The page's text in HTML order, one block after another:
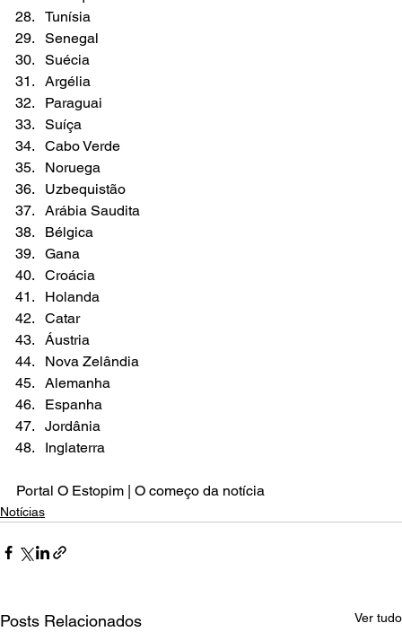
Tunísia
Senegal
Suécia
Argélia
Paraguai
Suíça
Cabo Verde
Noruega
Uzbequistão
Arábia Saudita
Bélgica
Gana
Croácia
Holanda
Catar
Áustria
Nova Zelândia
Alemanha
Espanha
Jordânia
Inglaterra
Portal O Estopim | O começo da notícia
Notícias
Posts Relacionados Ver tudo